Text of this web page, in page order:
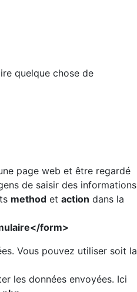
quelque chose de
page web et être regardé
de saisir des informations
method et action dans la
form>
Vous pouvez utiliser soit la
les données envoyées. Ici